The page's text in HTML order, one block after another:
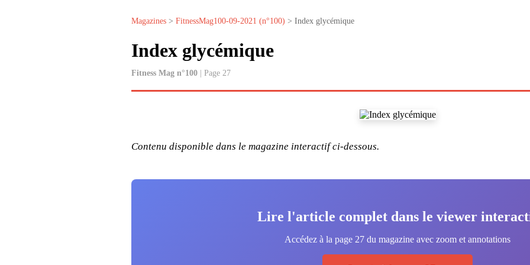
Magazines > FitnessMag100-09-2021 (n°100) > Index glycémique
Index glycémique
Fitness Mag n°100 | Page 27
Contenu disponible dans le magazine interactif ci-dessous.
Lire l'article complet dans le viewer
Accédez à la page 27 du magazine avec zoom et annotations